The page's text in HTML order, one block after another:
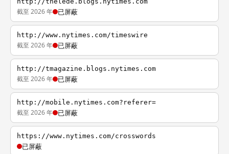
截至 2026 年 已屏蔽
http://www.nytimes.com/timeswire
截至 2026 年 已屏蔽
http://tmagazine.blogs.nytimes.com
截至 2026 年 已屏蔽
http://mobile.nytimes.com?referer=
截至 2026 年 已屏蔽
https://www.nytimes.com/crosswords
已屏蔽